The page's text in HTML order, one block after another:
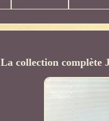
La collection complète